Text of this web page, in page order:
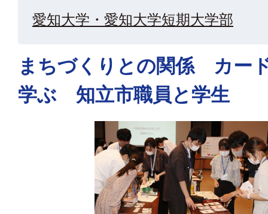
愛知大学・愛知大学短期大学部
まちづくりとの関係 カー
学ぶ 知立市職員と学生